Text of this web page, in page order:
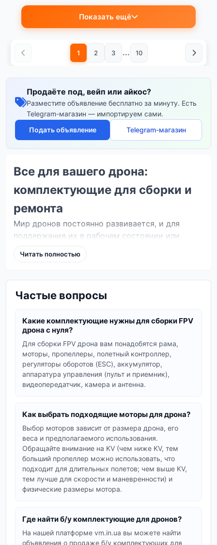
Показать ещё
1 2 3 ... 10
Продаёте под, вейп или айкос?
Разместите объявление бесплатно за минуту. Есть
Telegram-магазин — импортируем сами.
Подать объявление
Telegram-магазин
Все для вашего дрона:
комплектующие для сборки и
ремонта
Мир дронов постоянно развивается, и для
поддержания их в рабочем состоянии или
создания новых моделей необходимы
качественные комплектующие. На vm.in.ua вы
квадрокоптеров до профессиональных FPV-
Основные компоненты для
дронов
При сборке или ремонте дрона особое
внимание уделяется ключевым узлам. К ним
относятся:
являются сердцем любого дрона,
обеспечивая тягу и маневренность. Важны
такие параметры, как KV (обороты на
вольт) и размер.
Пропеллеры:От их размера, шага и
материала зависит эффективность полета
и уровень шума.
отвечающий за стабилизацию, навигацию
и обработку сигналов с пульта управления.
Читать полностью
Частые вопросы
Какие комплектующие нужны для сборки FPV
дрона с нуля?
Для сборки FPV дрона вам понадобятся рама,
моторы, пропеллеры, полетный контроллер,
регуляторы оборотов (ESC), аккумулятор,
аппаратура управления (пульт и приемник),
видеопередатчик, камера и антенна.
Как выбрать подходящие моторы для дрона?
Выбор моторов зависит от размера дрона, его
веса и предполагаемого использования.
Обращайте внимание на KV (чем ниже KV, тем
больший пропеллер можно использовать, что
подходит для длительных полетов; чем выше KV,
тем лучше для скорости и маневренности) и
физические размеры мотора.
Где найти б/у комплектующие для дронов?
На нашей платформе vm.in.ua вы можете найти
объявления о продаже б/у комплектующих для